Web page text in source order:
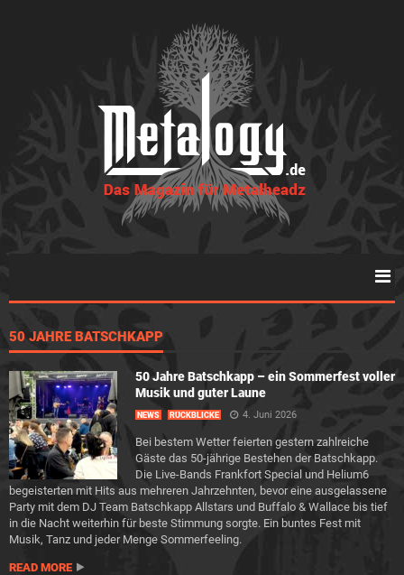
50 JAHRE BATSCHKAPP
50 Jahre Batschkapp – ein Sommerfest voller
Musik und guter Laune
NEWS RÜCKBLICKE 4. Juni 2026
Bei bestem Wetter feierten gestern zahlreiche
Gäste das 50-jährige Bestehen der Batschkapp.
Die Live-Bands Frankfort Special und Helium6
begeisterten mit Hits aus mehreren Jahrzehnten, bevor eine ausgelassene
Party mit dem DJ Team Batschkapp Allstars und Buffalo & Wallace bis tief
in die Nacht weiterhin für beste Stimmung sorgte. Ein buntes Fest mit
Musik, Tanz und jeder Menge Sommerfeeling.
READ MORE